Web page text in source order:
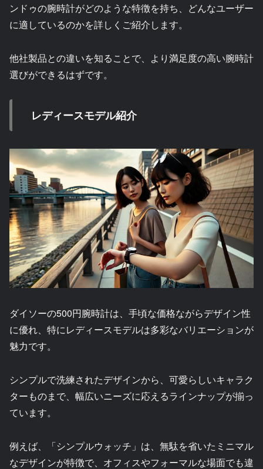
ンドゥの腕時計がどのような特徴を持ち、どんなユーザー
に適しているのかを詳しくご紹介します。
他社製品との違いを知ることで、より満足度の高い腕時計
選びができるはずです。
レディースモデル紹介
ダイソーの500円腕時計は、手頃な価格ながらデザイン性
に優れ、特にレディースモデルは多彩なバリエーションが
魅力です。
シンプルで洗練されたデザインから、可愛らしいキャラク
ターものまで、幅広いニーズに応えるラインナップが揃っ
ています。
例えば、「シンプルウォッチ」は、無駄を省いたミニマル
なデザインが特徴で、オフィスやフォーマルな場面でも違